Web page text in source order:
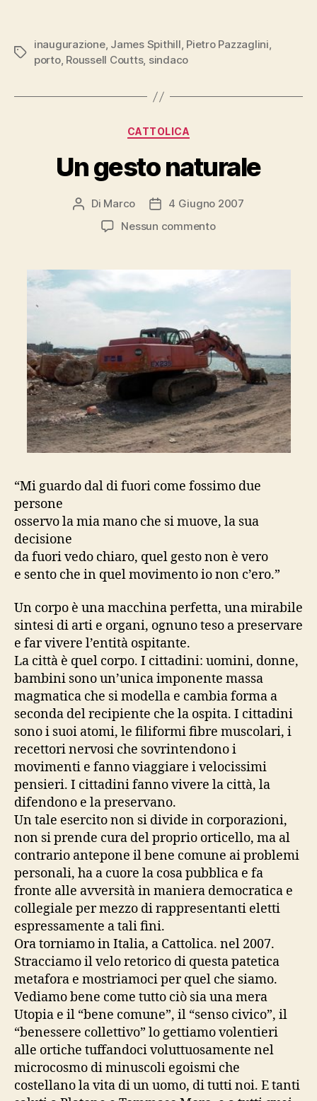
Tag
inaugurazione, James Spithill, Pietro Pazzaglini,
porto, Roussell Coutts, sindaco
Categorie
CATTOLICA
Un gesto naturale
Autore
articolo
Di Marco
Data4 Giugno 2007
Nessun commentosu
naturale
“Mi guardo dal di fuori come fossimo due
persone
osservo la mia mano che si muove, la sua
decisione
da fuori vedo chiaro, quel gesto non è vero
e sento che in quel movimento io non c’ero.”
Un corpo è una macchina perfetta, una mirabile
sintesi di arti e organi, ognuno teso a preservare
e far vivere l’entità ospitante.
La città è quel corpo. I cittadini: uomini, donne,
bambini sono un’unica imponente massa
magmatica che si modella e cambia forma a
seconda del recipiente che la ospita. I cittadini
sono i suoi atomi, le filiformi fibre muscolari, i
recettori nervosi che sovrintendono i
movimenti e fanno viaggiare i velocissimi
pensieri. I cittadini fanno vivere la città, la
difendono e la preservano.
Un tale esercito non si divide in corporazioni,
non si prende cura del proprio orticello, ma al
contrario antepone il bene comune ai problemi
personali, ha a cuore la cosa pubblica e fa
fronte alle avversità in maniera democratica e
collegiale per mezzo di rappresentanti eletti
espressamente a tali fini.
Ora torniamo in Italia, a Cattolica. nel 2007.
Stracciamo il velo retorico di questa patetica
metafora e mostriamoci per quel che siamo.
Vediamo bene come tutto ciò sia una mera
Utopia e il “bene comune”, il “senso civico”, il
“benessere collettivo” lo gettiamo volentieri
alle ortiche tuffandoci voluttuosamente nel
microcosmo di minuscoli egoismi che
costellano la vita di un uomo, di tutti noi. E tanti